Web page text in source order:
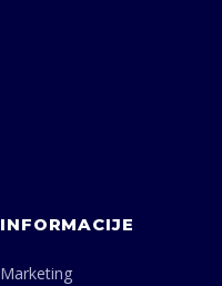
INFORMACIJE
Marketing